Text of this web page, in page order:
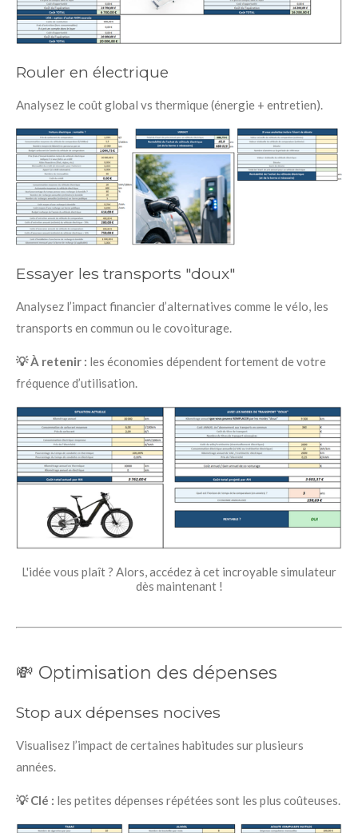
Rouler en électrique
Analysez le coût global vs thermique (énergie + entretien).
Essayer les transports "doux"
Analysez l’impact financier d’alternatives comme le vélo, les
transports en commun ou le covoiturage.
💡 À retenir : les économies dépendent fortement de votre
fréquence d’utilisation.
L'idée vous plaît ? Alors, accédez à cet incroyable simulateur
dès maintenant !
💸 Optimisation des dépenses
Stop aux dépenses nocives
Visualisez l’impact de certaines habitudes sur plusieurs
années.
💡 Clé : les petites dépenses répétées sont les plus coûteuses.